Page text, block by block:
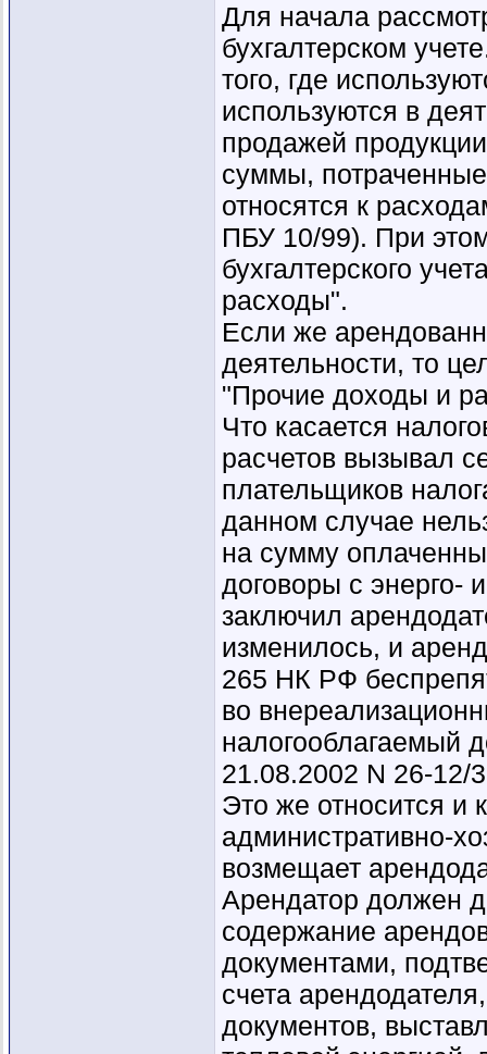
Для начала
бухгалтерском
того, где
используются в
продажей
суммы,
относятся к
ПБУ 10/99). При
бухгалтерского
расходы".
Если же
деятельности, то
"Прочие доходы и
Что касается
расчетов вызывал
плательщиков
данном случае
на сумму
договоры с энерго-
заключил
изменилось, и
265 НК РФ
во
налогооблагаемый
21.08.2002 N 26-12/
Это же относится и
административно-
возмещает
Арендатор должен
содержание
документами,
счета
документов,